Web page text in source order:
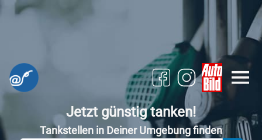
Jetzt günstig tanken!
Tankstellen in Deiner Umgebung finden